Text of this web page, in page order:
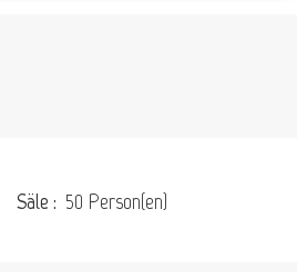
Säle : 50 Person(en)